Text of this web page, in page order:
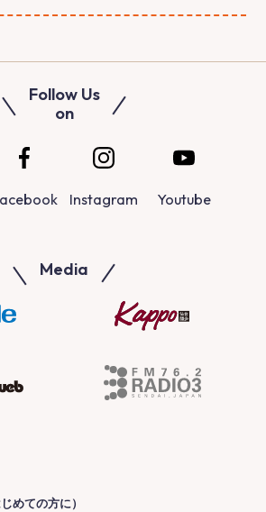
Follow Us
on
Instagram Youtube
Media
めての方に）